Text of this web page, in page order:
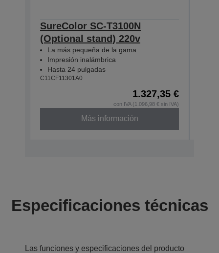
SureColor SC-T3100N
(Optional stand) 220v
La más pequeña de la gama
Impresión inalámbrica
Hasta 24 pulgadas
C11CF11301A0
1.327,35 €
con IVA (1.096,98 € sin IVA)
Más información
Especificaciones técnicas
Las funciones y especificaciones del producto